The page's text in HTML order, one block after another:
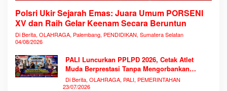
Polsri Ukir Sejarah Emas: Juara Umum PORSENI
XV dan Raih Gelar Keenam Secara Beruntun
Di Berita, OLAHRAGA, Palembang, PENDIDIKAN, Sumatera Selatan
04/08/2026
PALI Luncurkan PPLPD 2026, Cetak Atlet
Muda Berprestasi Tanpa Mengorbankan
Pendidikan
Di Berita, OLAHRAGA, PALI, PEMERINTAHAN
23/07/2026